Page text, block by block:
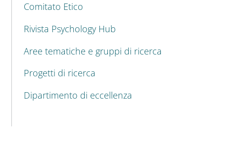
Comitato Etico
Rivista Psychology Hub
Aree tematiche e gruppi di ricerca
Progetti di ricerca
Dipartimento di eccellenza